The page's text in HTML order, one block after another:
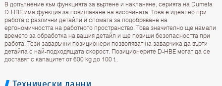
В допълнение към функцията за въртене и накланяне, серията на Dumeta
D-HBE има функция за повишаване на височината. Това е идеално при
работа с различни детайли и спомага за подобряване на
ергономичността на работното пространство. Това значително ще намали
времето за обработка на вашия детайл и ще повиши безопасността при
работа. Тези заваръчни позиционери позволяват на заварчика да върти
детайла с най-подходящата скорост. Позиционерите D-HBE могат да се
доставят с капацитет от 600 kg до 100 t..